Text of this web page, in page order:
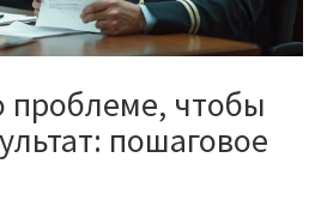
проблеме, чтобы
пошаговое